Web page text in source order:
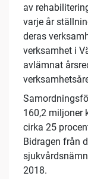
av
varje år
deras
verksamhet i
avlämnat
160,2 miljoner
cirka 25
Bidragen från
2018.